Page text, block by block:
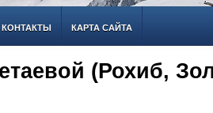
КОНТАКТЫ КАРТА САЙТА
(Рохиб,